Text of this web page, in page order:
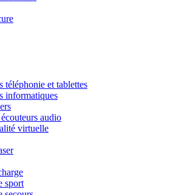
téléphonie et tablettes
informatiques
audio
virtuelle
sport